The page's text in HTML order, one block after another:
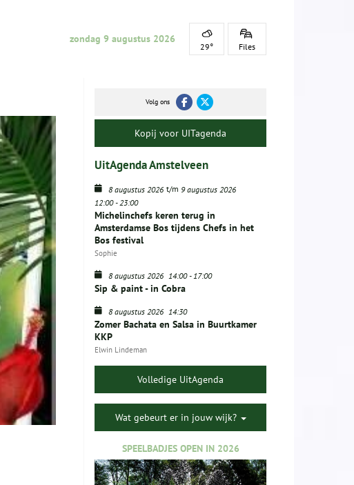
zondag 9 augustus 2026
29° Files
Volg ons
Kopij voor UITagenda
UitAgenda Amstelveen
8 augustus 2026 t/m 9 augustus 2026
12:00-23:00
Michelinchefs keren terug in
Amsterdamse Bos tijdens Chefs in het
Bos festival
Sophie
8 augustus 2026 14:00-17:00
Sip & paint - in Cobra
8 augustus 2026 14:30
Zomer Bachata en Salsa in Buurtkamer
KKP
Elwin Lindeman
Volledige UitAgenda
Wat gebeurt er in jouw wijk?
SPEELBADJES OPEN IN 2026